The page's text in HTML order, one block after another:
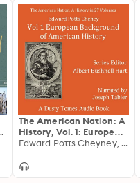
The American Nation: A
History, Vol. 1: European
Background of
1600
Edward Potts Cheyney, Albert Bushnell Hart